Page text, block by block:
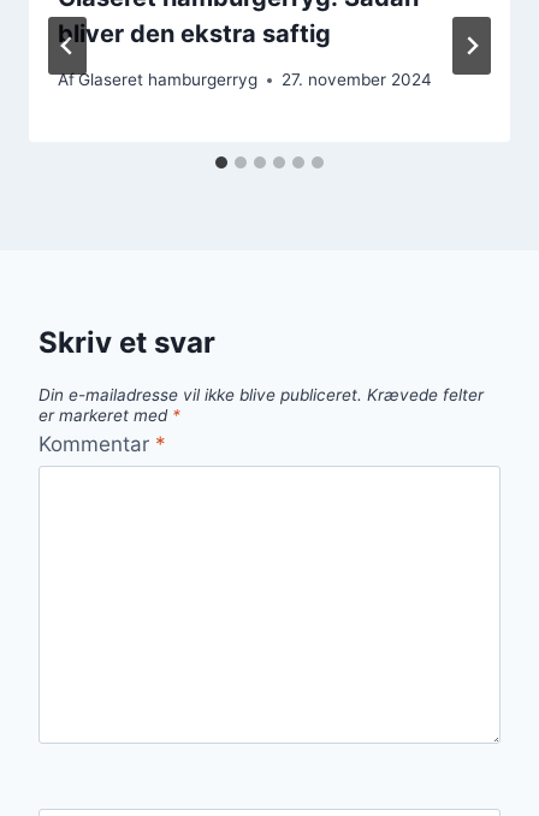
bliver den ekstra saftig
AfGlaseret hamburgerryg 27. november 2024
Skriv et svar
Din e-mailadresse vil ikke blive publiceret. Krævede felter
er markeret med *
Kommentar *